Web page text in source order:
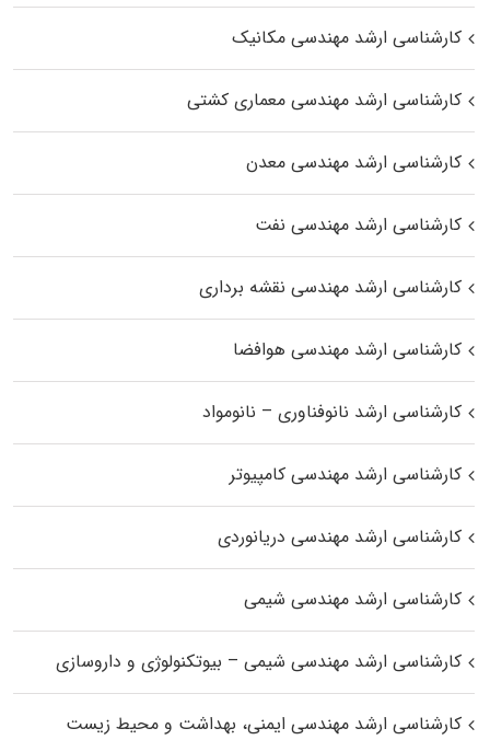
کارشناسی ارشد مهندسی مکانیک
کارشناسی ارشد مهندسی معماری کشتی
کارشناسی ارشد مهندسی معدن
کارشناسی ارشد مهندسی نفت
کارشناسی ارشد مهندسی نقشه برداری
کارشناسی ارشد مهندسی هوافضا
کارشناسی ارشد نانوفناوری – نانومواد
کارشناسی ارشد مهندسی کامپیوتر
کارشناسی ارشد مهندسی دریانوردی
کارشناسی ارشد مهندسی شیمی
کارشناسی ارشد مهندسی شیمی – بیوتکنولوژی و داروسازی
کارشناسی ارشد مهندسی ایمنی، بهداشت و محیط زیست